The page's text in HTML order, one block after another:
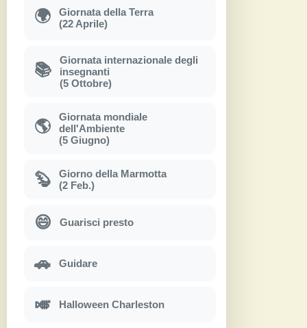
🌍
Giornata della Terra
(22 Aprile)
📚
Giornata internazionale degli
insegnanti
(5 Ottobre)
🌎
Giornata mondiale
dell'Ambiente
(5 Giugno)
🦫
Giorno della Marmotta
(2 Feb.)
😄 Guarisci presto
🚗 Guidare
🎺 Halloween Charleston